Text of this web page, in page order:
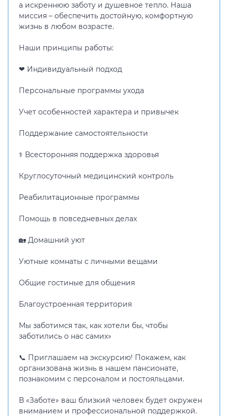
а искреннюю заботу и душевное тепло. Наша
миссия – обеспечить достойную, комфортную
жизнь в любом возрасте.
Наши принципы работы:
❤ Индивидуальный подход
Персональные программы ухода
Учет особенностей характера и привычек
Поддержание самостоятельности
⚕ Всесторонняя поддержка здоровья
Круглосуточный медицинский контроль
Реабилитационные программы
Помощь в повседневных делах
🏡 Домашний уют
Уютные комнаты с личными вещами
Общие гостиные для общения
Благоустроенная территория
Мы заботимся так, как хотели бы, чтобы
заботились о нас самих»
📞 Приглашаем на экскурсию! Покажем, как
организована жизнь в нашем пансионате,
познакомим с персоналом и постояльцами.
В «Заботе» ваш близкий человек будет окружен
вниманием и профессиональной поддержкой.